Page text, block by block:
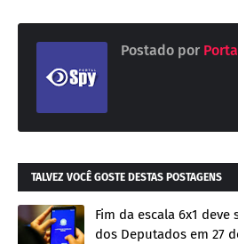
Postado por
TALVEZ VOCÊ GOSTE DESTAS POSTAGENS
Fim da escala 6x1
dos Deputados em 27